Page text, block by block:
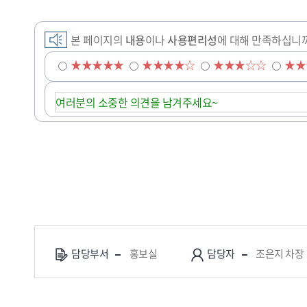
본 페이지의 내용이나사용편리성에 대해 만족하십니
★★★★★
★★★★☆ ★★★☆☆
담당부서 홍보실 담당자 조은지 차장